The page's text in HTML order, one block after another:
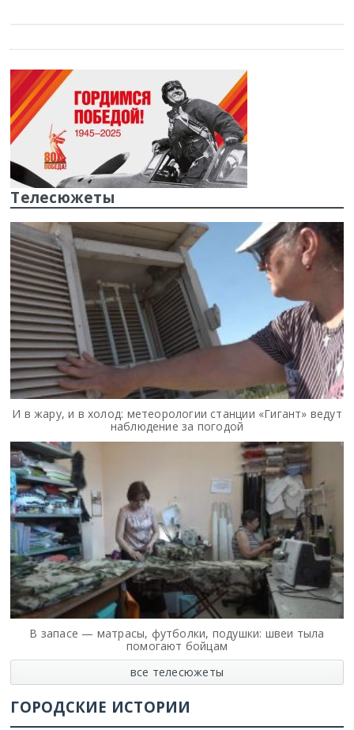
Телесюжеты
И в жару, и в холод: метеорологии станции «Гигант» ведут
наблюдение за погодой
В запасе — матрасы, футболки, подушки: швеи тыла
помогают бойцам
все телесюжеты
ГОРОДСКИЕ ИСТОРИИ